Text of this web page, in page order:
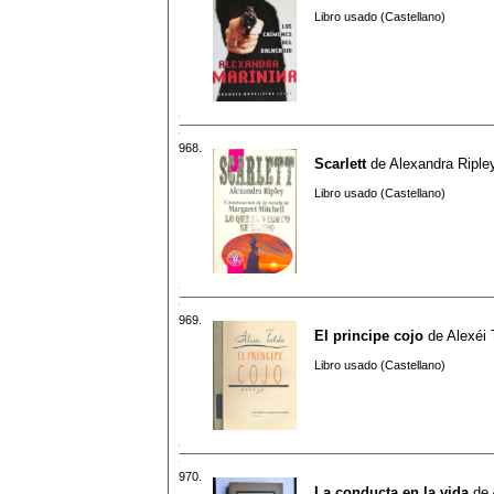
Libro usado (Castellano)
968.
Scarlettde Alexandra
Libro usado (Castellano)
969.
El principe cojo de Alexéi
Libro usado (Castellano)
970.